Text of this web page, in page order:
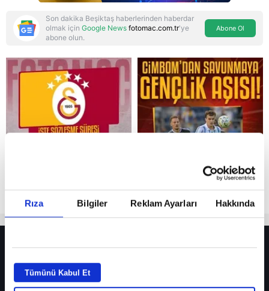
Rıza Bilgiler Reklam Ayarları Hakkında
Tümünü Kabul Et
Reddet
Son dakika Beşiktaş haberlerinden haberdar
olmak için Google News fotomac.com.tr'ye
abone olun.
Abone Ol
Fenerbahçe’de sürpriz ayrılık ihtimali! Devre arasında gelmişti
Fenerbahçe’nin yeni transferi Mason Greenwood için olay sözler!